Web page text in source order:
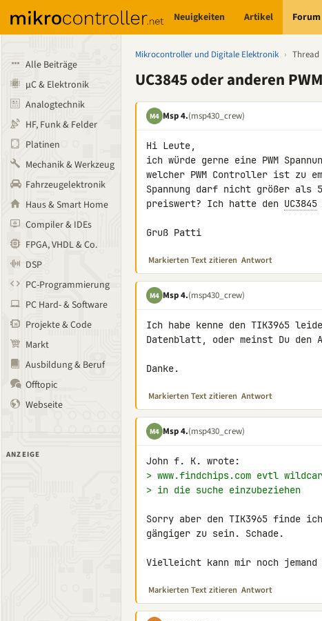
Neuigkeiten Artikel Forum
Alle Beiträge
µC & Elektronik
Analogtechnik
HF, Funk & Felder
Platinen
Mechanik & Werkzeug
Fahrzeugelektronik
Haus & Smart Home
Compiler & IDEs
FPGA, VHDL & Co.
DSP
PC-Programmierung
PC Hard- & Software
Projekte & Code
Markt
Ausbildung & Beruf
Offtopic
Webseite
ANZEIGE
Mikrocontroller und Digitale Elektronik › Thread
UC3845 oder anderen
M4 Msp 4.(msp430_crew)
Hi Leute,
ich würde gerne eine PWM
welcher PWM Controller ist zu
Spannung darf nicht größer als
preiswert? Ich hatte den UC3845
Gruß Patti
Markierten Text zitieren Antwort
M4 Msp 4.(msp430_crew)
Ich habe kenne den TIK3965
Datenblatt, oder meinst Du den
Danke.
Markierten Text zitieren Antwort
M4 Msp 4.(msp430_crew)
> www.findchips.com evtl
> in die suche einzubeziehen
Sorry aber den TIK3965 finde
gängiger zu sein. Schade.
Vielleicht kann mir noch jemand
Markierten Text zitieren Antwort